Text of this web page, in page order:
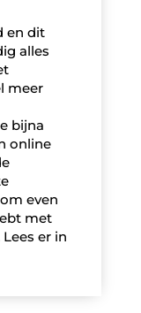
en dit
alles
meer
bijna
online
even
met
er in